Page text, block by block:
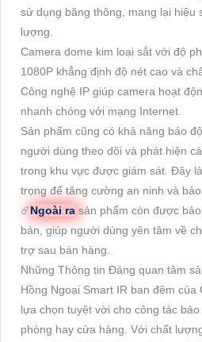
sử dụng băng thông, mang lại hiệu
lượng.
Camera dome kim loại sắt với độ
1080P khẳng định độ nét cao và
Công nghệ IP giúp camera hoạt
nhanh chóng với mạng Internet.
Sản phẩm cũng có khả năng báo
người dùng theo dõi và phát hiện
trong khu vực được giám sát. Đây
trọng để tăng cường an ninh và
☄️Ngoài ra sản phẩm còn được
bán, giúp người dùng yên tâm về
trợ sau bán hàng.
Những Thông tin Đáng quan tâm
Hồng Ngoại Smart IR ban đêm của
lựa chọn tuyệt vời cho công tác
phòng hay cửa hàng. Với chất